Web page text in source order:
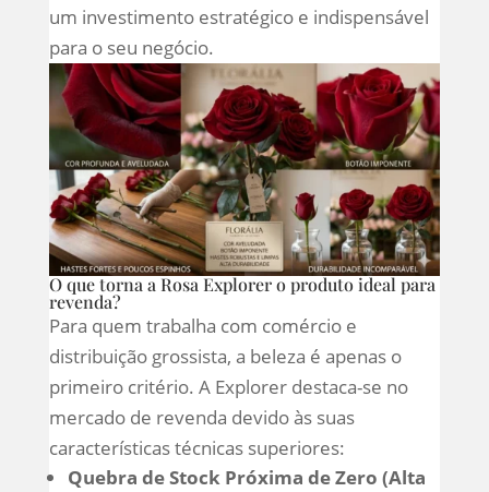
um investimento estratégico e indispensável
para o seu negócio.
O que torna a Rosa Explorer o produto ideal para
revenda?
Para quem trabalha com comércio e
distribuição grossista, a beleza é apenas o
primeiro critério. A Explorer destaca-se no
mercado de revenda devido às suas
características técnicas superiores:
Quebra de Stock Próxima de Zero (Alta